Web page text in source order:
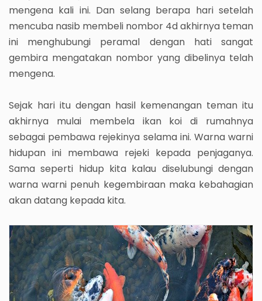
mengena kali ini. Dan selang berapa hari setelah
mencuba nasib membeli nombor 4d akhirnya teman
ini menghubungi peramal dengan hati sangat
gembira mengatakan nombor yang dibelinya telah
mengena.
Sejak hari itu dengan hasil kemenangan teman itu
akhirnya mulai membela ikan koi di rumahnya
sebagai pembawa rejekinya selama ini. Warna warni
hidupan ini membawa rejeki kepada penjaganya.
Sama seperti hidup kita kalau diselubungi dengan
warna warni penuh kegembiraan maka kebahagian
akan datang kepada kita.